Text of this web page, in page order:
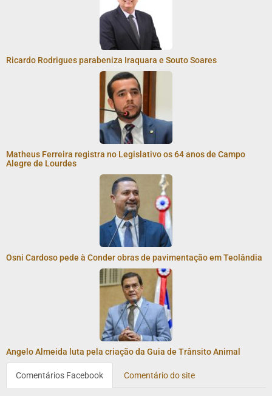
Ricardo Rodrigues parabeniza Iraquara e Souto Soares
Matheus Ferreira registra no Legislativo os 64 anos de Campo
Alegre de Lourdes
Osni Cardoso pede à Conder obras de pavimentação em Teolândia
Angelo Almeida luta pela criação da Guia de Trânsito Animal
Comentários Facebook Comentário do site